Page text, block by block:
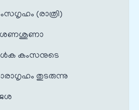
(രാത്രി)
കംസനുടെ
തുടരുന്നു